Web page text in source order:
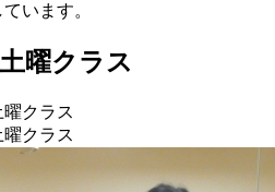
います。
曜クラス